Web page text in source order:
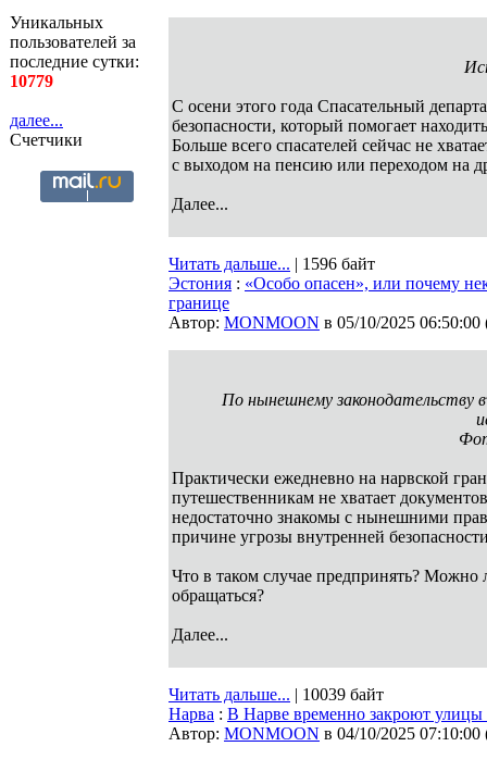
Уникальных
пользователей за
последние сутки:
10779
далее...
Счетчики
С осени этого года Спасательный
безопасности, который помогает
Больше всего спасателей сейчас не
с выходом на пенсию или переходом на
Далее...
Читать дальше... | 1596 байт
Эстония : «Особо опасен», или почему
границе
Автор: MONMOON в 05/10/2025 06:50:00
По нынешнему законодательству
Практически ежедневно на нарвской
путешественникам не хватает
недостаточно знакомы с нынешними
причине угрозы внутренней
Что в таком случае предпринять? Можно
обращаться?
Далее...
Читать дальше... | 10039 байт
Нарва : В Нарве временно закроют улицы
Автор: MONMOON в 04/10/2025 07:10:00